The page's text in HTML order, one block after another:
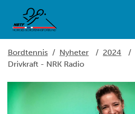
Bordtennis / Nyheter / 2024 /
Drivkraft - NRK Radio